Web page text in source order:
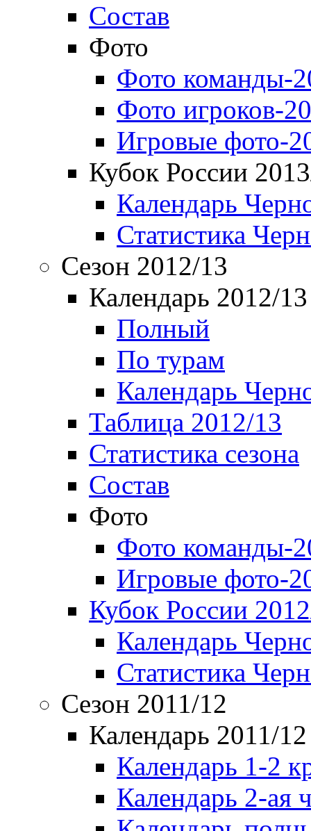
Состав
Фото
Фото команды-
Фото игроков-
Игровые фото-
Кубок России
Календарь
Статистика
Сезон 2012/13
Календарь 2012/13
Полный
По турам
Календарь
Таблица 2012/13
Статистика сезона
Состав
Фото
Фото команды-
Игровые фото-
Кубок России
Календарь
Статистика
Сезон 2011/12
Календарь 2011/12
Календарь 1-2
Календарь 2-ая